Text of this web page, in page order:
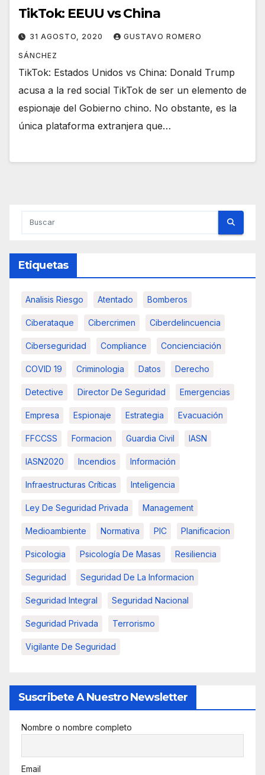
TikTok: EEUU vs China
31 AGOSTO, 2020 GUSTAVO ROMERO
SÁNCHEZ
TikTok: Estados Unidos vs China: Donald Trump
acusa a la red social TikTok de ser un elemento de
espionaje del Gobierno chino. No obstante, es la
única plataforma extranjera que…
Etiquetas
Analisis Riesgo Atentado Bomberos
Ciberataque Cibercrimen Ciberdelincuencia
Ciberseguridad Compliance Concienciación
COVID 19 Criminologia Datos Derecho
Detective Director De Seguridad Emergencias
Empresa Espionaje Estrategia Evacuación
FFCCSS Formacion Guardia Civil IASN
IASN2020 Incendios Información
Infraestructuras Críticas Inteligencia
Ley De Seguridad Privada Management
Medioambiente Normativa PIC Planificacion
Psicologia Psicología De Masas Resiliencia
Seguridad Seguridad De La Informacion
Seguridad Integral Seguridad Nacional
Seguridad Privada Terrorismo
Vigilante De Seguridad
Suscribete A Nuestro Newsletter
Nombre o nombre completo
Email